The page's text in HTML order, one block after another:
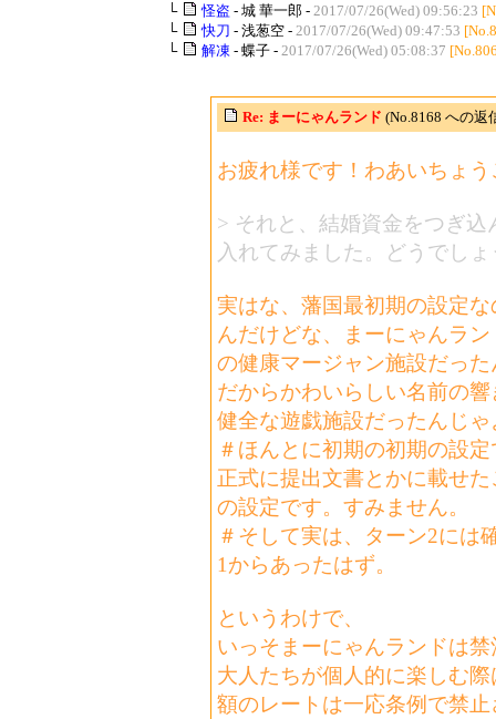
└
怪盗 - 城 華一郎 - 2017/07/26(Wed) 09:56:23
└
快刀 - 浅葱空 - 2017/07/26(Wed) 09:47:53
└
解凍 - 蝶子 - 2017/07/26(Wed) 05:08:37
Re: まーにゃんランド (No.8168 への返
お疲れ様です！わあいちょ
> それと、結婚資金をつぎ
入れてみました。どうでし
実はな、藩国最初期の設定
んだけどな、まーにゃんラ
の健康マージャン施設だっ
だからかわいらしい名前の
健全な遊戯施設だったんじ
＃ほんとに初期の初期の設
正式に提出文書とかに載せ
の設定です。すみません。
＃そして実は、ターン2には
1からあったはず。
というわけで、
いっそまーにゃんランドは
大人たちが個人的に楽しむ
額のレートは一応条例で禁